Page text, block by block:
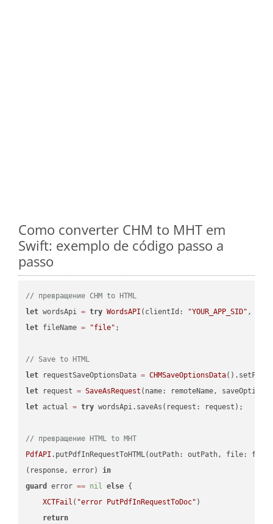
Como converter CHM to MHT em
Swift: exemplo de código passo a
passo
// превращение CHM to HTML
let wordsApi = try WordsAPI (clientId: "YOUR_APP_SID" ,
let fileName = "file" ;
// Save to HTML
let requestSaveOptionsData = CHMSaveOptionsData
let request = SaveAsRequest (name: remoteName,
let actual = try wordsApi.saveAs(request: request);
// превращение HTML to MHT
PdfAPI .putPdfInRequestToHTML(outPath: outPath, file: file.
(response, error) in
guard
error == nil else {
XCTFail ( "error PutPdfInRequestToDoc" )
return